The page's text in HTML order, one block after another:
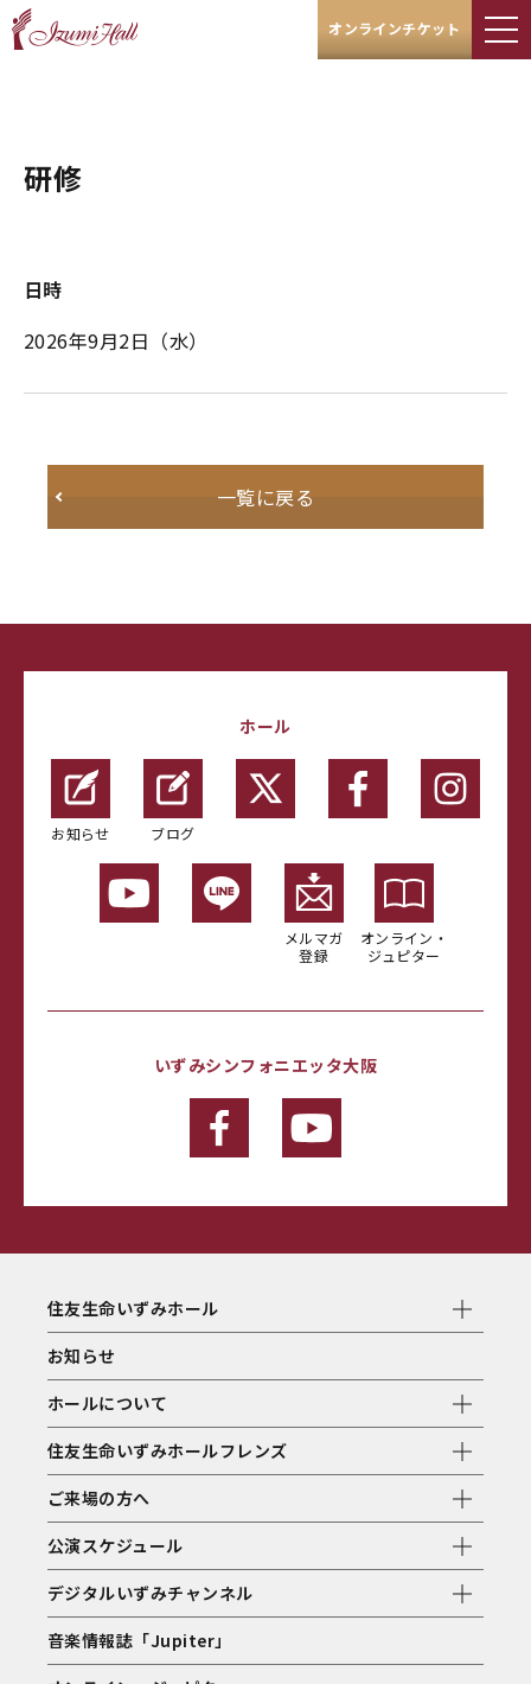
オンラインチケット
研修
日時
2026年9月2日 （水）
一覧に戻る
ホール
お知らせ ブログ
メルマガ
登録
オンライン・
ジュピター
いずみシンフォニエッタ大阪
住友生命いずみホール
お知らせ
ホールについて
住友生命いずみホールフレンズ
ご来場の方へ
公演スケジュール
デジタルいずみチャンネル
音楽情報誌「Jupiter」